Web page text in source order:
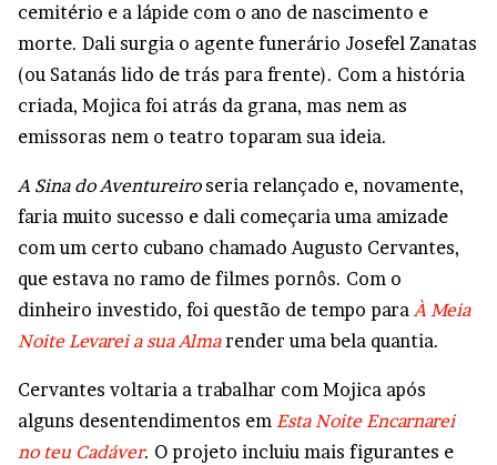
cemitério e a lápide com o ano de nascimento e
morte. Dali surgia o agente funerário Josefel Zanatas
(ou Satanás lido de trás para frente). Com a história
criada, Mojica foi atrás da grana, mas nem as
emissoras nem o teatro toparam sua ideia.
A Sina do Aventureiroseria relançado e, novamente,
faria muito sucesso e dali começaria uma amizade
com um certo cubano chamado Augusto Cervantes,
que estava no ramo de filmes pornôs. Com o
dinheiro investido, foi questão de tempo para À Meia
Noite Levarei a sua Almarender uma bela quantia.
Cervantes voltaria a trabalhar com Mojica após
alguns desentendimentos em Esta Noite Encarnarei
no teu Cadáver. O projeto incluiu mais figurantes e